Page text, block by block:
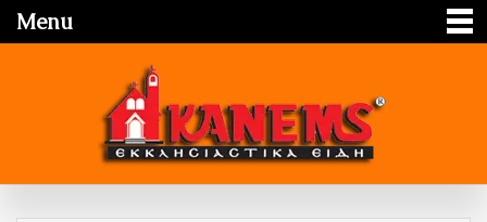
Menu